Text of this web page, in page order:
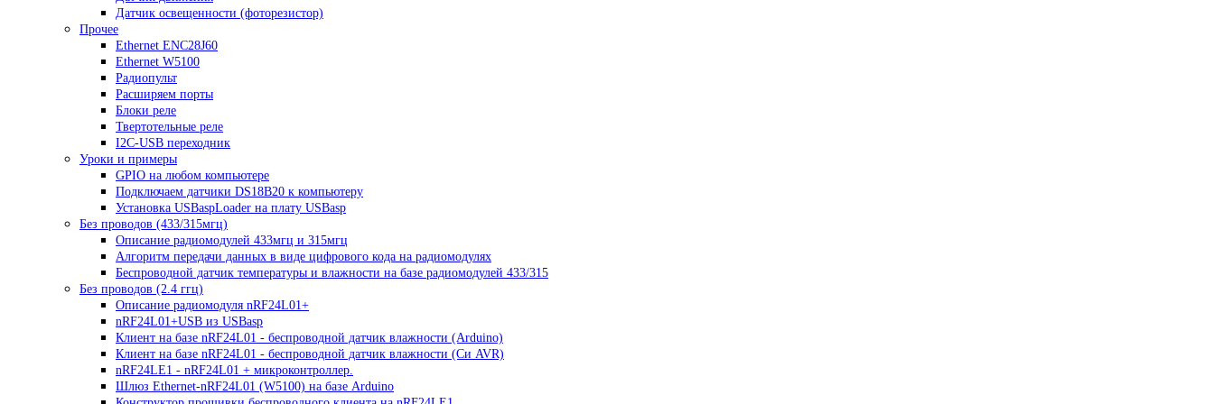
Датчик освещенности (фоторезистор)
Прочее
Ethernet ENC28J60
Ethernet W5100
Радиопульт
Расширяем порты
Блоки реле
Твертотельные реле
I2C-USB переходник
Уроки и примеры
GPIO на любом компьютере
Подключаем датчики DS18B20 к компьютеру
Установка USBaspLoader на плату USBasp
Без проводов (433/315мгц)
Описание радиомодулей 433мгц и 315мгц
Алгоритм передачи данных в виде цифрового кода на радиомодулях
Беспроводной датчик температуры и влажности на базе радиомодулей 433/315
Без проводов (2.4 ггц)
Описание радиомодуля nRF24L01+
nRF24L01+USB из USBasp
Клиент на базе nRF24L01 - беспроводной датчик влажности (Arduino)
Клиент на базе nRF24L01 - беспроводной датчик влажности (Си AVR)
nRF24LE1 - nRF24L01 + микроконтроллер.
Шлюз Ethernet-nRF24L01 (W5100) на базе Arduino